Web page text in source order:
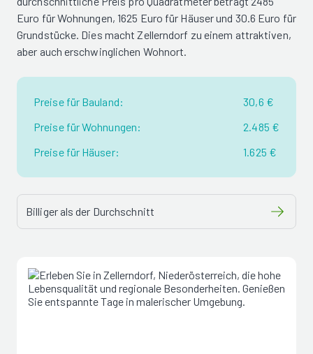
Euro für Wohnungen, 1625 Euro für Häuser und 30.6 Euro für
Grundstücke. Dies macht Zellerndorf zu einem attraktiven,
aber auch erschwinglichen Wohnort.
Preise für Bauland:
30,6 €
Preise für Wohnungen:
2.485 €
Preise für Häuser:
1.625 €
Billiger als der Durchschnitt